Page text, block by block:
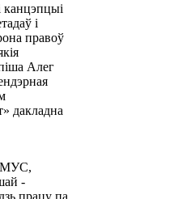
канцэпцыі
і
правоў
Алег
дакладна
МУС,
-
працу па